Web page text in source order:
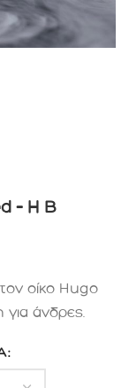
– H B
οίκο Hugo
για άνδρες.